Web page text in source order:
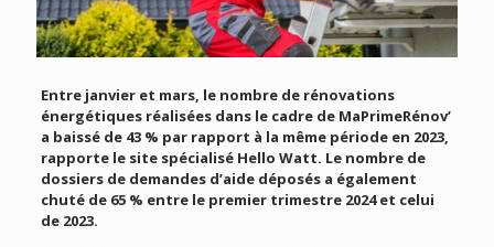
Entre janvier et mars, le nombre de rénovations
énergétiques réalisées dans le cadre de MaPrimeRénov’
a baissé de 43 % par rapport à la même période en 2023,
rapporte le site spécialisé Hello Watt. Le nombre de
dossiers de demandes d’aide déposés a également
chuté de 65 % entre le premier trimestre 2024 et celui
de 2023.